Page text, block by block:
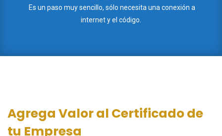
Es un paso muy sencillo, sólo necesita una conexión a
internet y el código.
Agrega Valor al Certificado de
tu Empresa